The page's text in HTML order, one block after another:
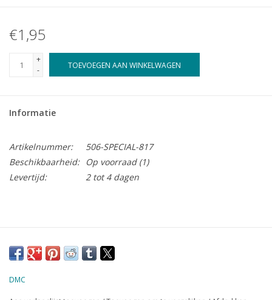
€1,95
+
-
TOEVOEGEN AAN WINKELWAGEN
Informatie
Artikelnummer:
506-SPECIAL-817
Beschikbaarheid:
Op voorraad(1)
Levertijd:
2 tot 4 dagen
DMC